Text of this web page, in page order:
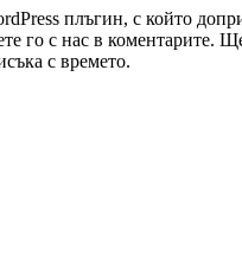
плъгин, с който
го с нас в коментарите.
с времето.